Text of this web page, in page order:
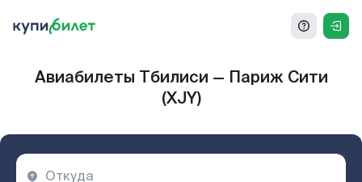
Авиабилеты Тбилиси — Париж Сити
(XJY)